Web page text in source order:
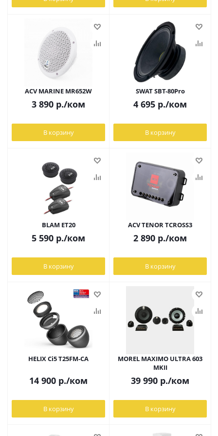
ACV MARINE MR652W
3 890 р./ком
В корзину
SWAT SBT-80Pro
4 695 р./ком
В корзину
BLAM ET20
5 590 р./ком
В корзину
ACV TENOR TCROSS3
2 890 р./ком
В корзину
HELIX Ci5 T25FM-CA
14 900 р./ком
В корзину
MOREL MAXIMO ULTRA 603
MKII
39 990 р./ком
В корзину